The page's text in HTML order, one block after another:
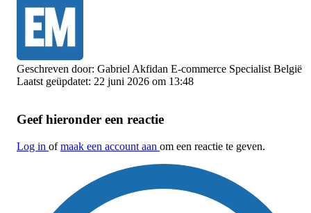
Geschreven door: Gabriel Akfidan E-commerce Specialist België
Laatst geüpdatet: 22 juni 2026 om 13:48
Geef hieronder een reactie
Log in ofmaak een account aan om een reactie te geven.